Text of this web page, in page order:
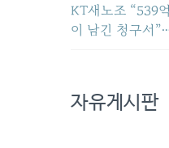
KT새노조 “539
이 남긴 청구서
자유게시판